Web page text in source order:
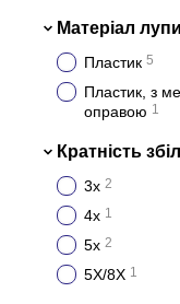
Матеріал лупи
Пластик 5
Пластик, з
оправою 1
Кратність
3х 2
4x 1
5х 2
5X/8X 1